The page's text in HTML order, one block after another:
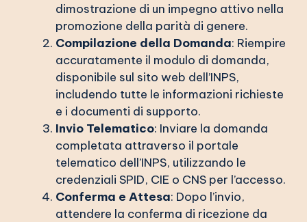
dimostrazione di un impegno attivo nella
promozione della parità di genere.
Compilazione della Domanda: Riempire
accuratamente il modulo di domanda,
disponibile sul sito web dell’INPS,
includendo tutte le informazioni richieste
e i documenti di supporto.
Invio Telematico: Inviare la domanda
completata attraverso il portale
telematico dell’INPS, utilizzando le
credenziali SPID, CIE o CNS per l’accesso.
Conferma e Attesa: Dopo l’invio,
attendere la conferma di ricezione da